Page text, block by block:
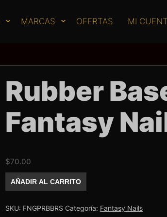
MARCAS OFERTAS MI
Rubber
Fantasy
$70.00
Base
Fantasy
Rose
AÑADIR AL CARRITO
SKU: FNGPRBBRS Categoría: Fantasy Nails